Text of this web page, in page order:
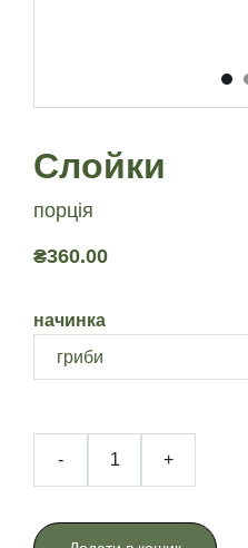
Слойки
порція
₴360.00
начинка
- +